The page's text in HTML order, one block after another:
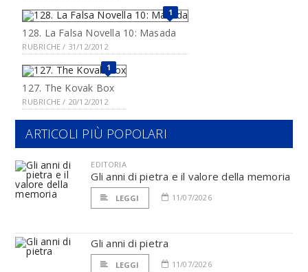
1
128. La Falsa Novella 10: Masada
RUBRICHE / 31/12/2012
1
127. The Kovak Box
RUBRICHE / 20/12/2012
ARTICOLI PIÙ POPOLARI
EDITORIA
Gli anni di pietra e il valore della memoria
LEGGI 11/07/2026
Gli anni di pietra
LEGGI 11/07/2026